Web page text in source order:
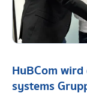
HuBCom
systems